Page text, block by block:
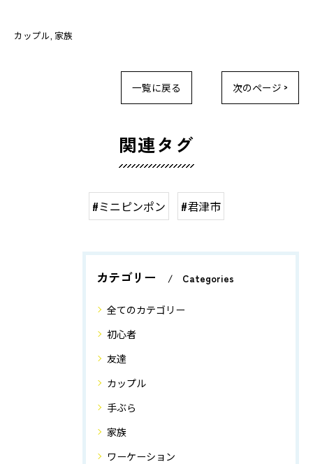
カップル 家族
一覧に戻る 次のページ >
関連タグ
#ミニピンポン #君津市
カテゴリー Categories
全てのカテゴリー
初心者
友達
カップル
手ぶら
家族
ワーケーション